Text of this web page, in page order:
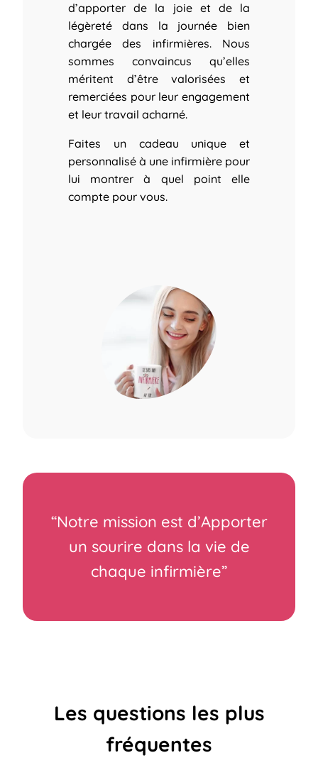
d’apporter de la joie et de la
légèreté dans la journée bien
chargée des infirmières. Nous
sommes convaincus qu’elles
méritent d’être valorisées et
remerciées pour leur engagement
et leur travail acharné.
Faites un cadeau unique et
personnalisé à une infirmière pour
lui montrer à quel point elle
compte pour vous.
“Notre mission est d’Apporter
un sourire dans la vie de
chaque infirmière”
Les questions les plus
fréquentes